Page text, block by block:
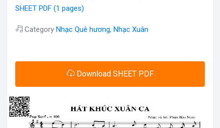
SHEET PDF (1 pages)
Category Nhạc Quê hương, Nhạc Xuân
Download SHEET PDF